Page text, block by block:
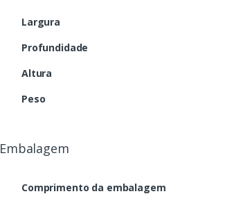
Largura
Profundidade
Altura
Peso
Embalagem
Comprimento da embalagem